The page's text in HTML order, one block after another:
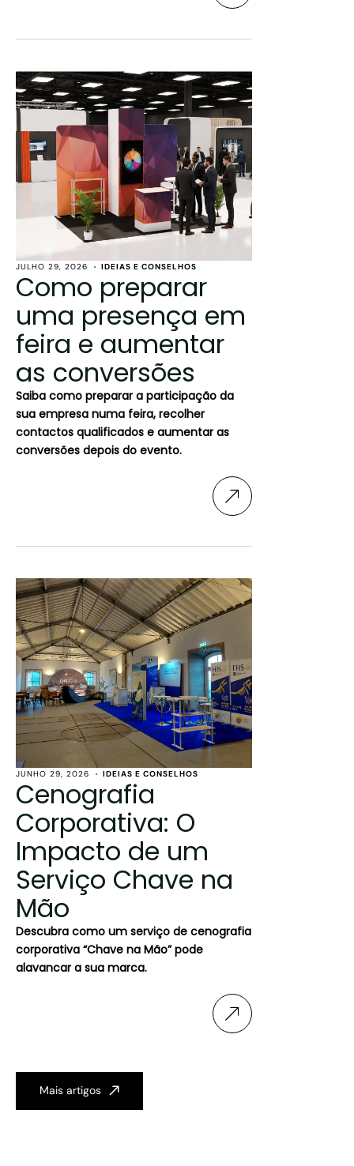
JULHO 29, 2026 IDEIAS E CONSELHOS
Como preparar
uma presença em
feira e aumentar
as conversões
Saiba como preparar a participação da
sua empresa numa feira, recolher
contactos qualificados e aumentar as
conversões depois do evento.
JUNHO 29, 2026 IDEIAS E CONSELHOS
Cenografia
Corporativa: O
Impacto de um
Serviço Chave na
Mão
Descubra como um serviço de cenografia
corporativa “Chave na Mão” pode
alavancar a sua marca.
Mais artigos